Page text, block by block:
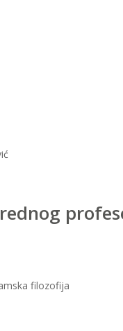
filozofija